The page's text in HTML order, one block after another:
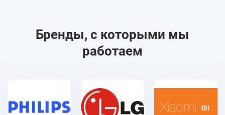
Бренды, с которыми мы
работаем